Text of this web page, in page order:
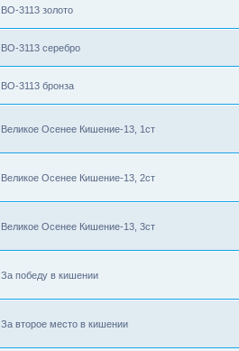
BO-3113 золото
BO-3113 серебро
BO-3113 бронза
Великое Осенее Кишение-13, 1ст
Великое Осенее Кишение-13, 2ст
Великое Осенее Кишение-13, 3ст
За победу в кишении
За второе место в кишении